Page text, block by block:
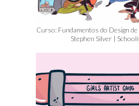
Curso: Fundamentos do Design
Stephen Silver |